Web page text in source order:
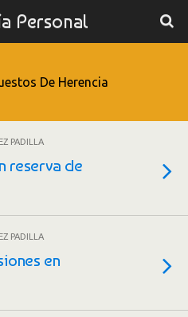
Personal
De Herencia
PADILLA
reserva de
PADILLA
en